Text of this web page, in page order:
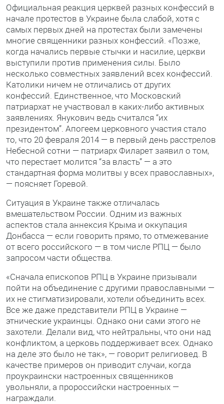
Официальная реакция церквей разных конфессий в
начале протестов в Украине была слабой, хотя с
самых первых дней на протестах были замечены
многие священники разных конфессий. «Позже,
когда начались первые стычки и насилие, церкви
выступили против применения силы. Было
несколько совместных заявлений всех конфессий.
Католики ничем не отличались от других
конфессий. Единственное, что Московский
патриархат не участвовал в каких-либо активных
заявлениях. Янукович ведь считался “их
президентом”. Апогеем церковного участия стало
то, что 20 февраля 2014 — в первый день расстрелов
Небесной сотни — патриарх Филарет заявил о том,
что перестает молится “за власть” — а это
стандартная форма молитвы у всех православных»,
— поясняет Горевой.
Ситуация в Украине также отличалась
вмешательством России. Одним из важных
аспектов стала аннексия Крыма и оккупация
Донбасса — если говорить прямо, то отмежевание
от всего российского — в том числе РПЦ — было
запросом части общества.
«Сначала епископов РПЦ в Украине призывали
пойти на объединение с другими православными —
их не стигматизировали, хотели объединить всех.
Все же даже представители РПЦ в Украине —
этнические украинцы. Однако они сами этого не
захотели. Делали вид, что нейтральны, что они над
конфликтом, а церковь поддерживает всех. Однако
на деле это было не так», — говорит религиовед. В
качестве примеров он приводит случаи, когда
проукраински настроенных священников
увольняли, а пророссийски настроенных —
награждали.